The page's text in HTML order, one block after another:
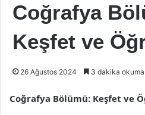
Coğrafya
Keşfet ve
26 Ağustos 2024 3 dakika
Coğrafya Bölümü: Keşfet ve